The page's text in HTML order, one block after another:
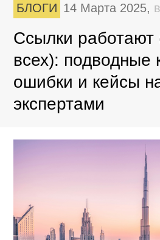
БЛОГИ 14 Марта 2025,
Ссылки работают
всех): подводные
ошибки и кейсы
экспертами